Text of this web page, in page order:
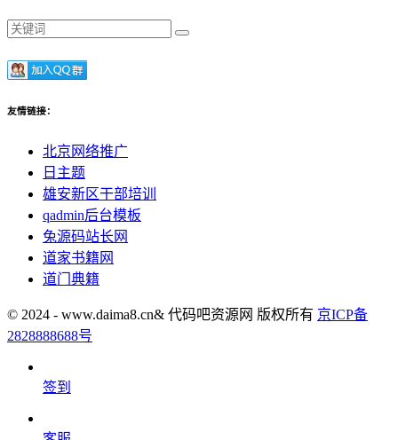
友情链接：
北京网络推广
日主题
雄安新区干部培训
qadmin后台模板
兔源码站长网
道家书籍网
道门典籍
© 2024 - www.daima8.cn& 代码吧资源网 版权所有 京ICP备
2828888688号
签到